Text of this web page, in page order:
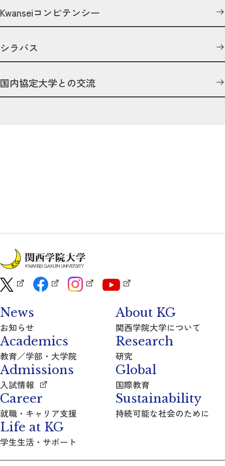
Kwanseiコンピテンシー
シラバス
国内協定大学との交流
News
お知らせ
About KG
関西学院大学について
Academics
教育／学部・大学院
Research
研究
Admissions
入試情報
Global
国際教育
Career
就職・キャリア支援
Sustainability
持続可能な社会のために
Life at KG
学生生活・サポート